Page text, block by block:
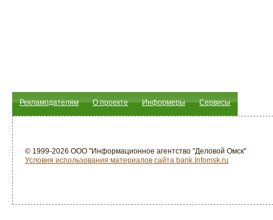
Рекламодателям О проекте Информеры Сервисы
© 1999-2026 ООО "Информационное агентство "Деловой Омск"
Условия использования материалов сайта bank.Infomsk.ru